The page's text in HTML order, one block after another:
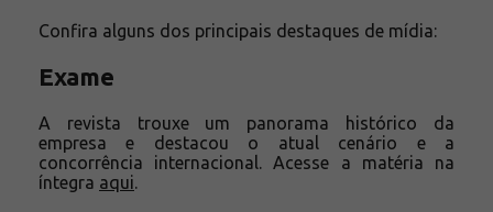
Confira alguns dos principais destaques de mídia:
Exame
A revista trouxe um panorama histórico da
empresa e destacou o atual cenário e a
concorrência internacional. Acesse a matéria na
íntegra aqui